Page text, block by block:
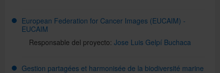
European Federation for Cancer Images (EUCAIM) -
EUCAIM
Responsable del proyecto: Jose Luis Gelpí Buchaca
Gestion partagées et harmonisée de la biodiversité marine